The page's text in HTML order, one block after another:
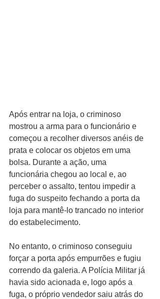
Após entrar na loja, o criminoso
mostrou a arma para o funcionário e
começou a recolher diversos anéis de
prata e colocar os objetos em uma
bolsa. Durante a ação, uma
funcionária chegou ao local e, ao
perceber o assalto, tentou impedir a
fuga do suspeito fechando a porta da
loja para mantê-lo trancado no interior
do estabelecimento.
No entanto, o criminoso conseguiu
forçar a porta após empurrões e fugiu
correndo da galeria. A Polícia Militar já
havia sido acionada e, logo após a
fuga, o próprio vendedor saiu atrás do